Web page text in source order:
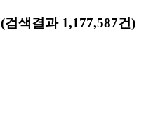
(검색결과 1,177,587건)